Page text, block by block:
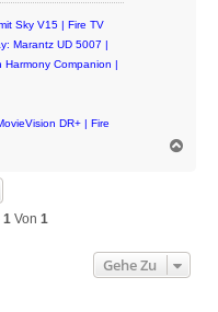
Sky V15 | Fire TV
Marantz UD 5007 |
Companion |
DR+ | Fire
e
1 Von 1
Gehe Zu